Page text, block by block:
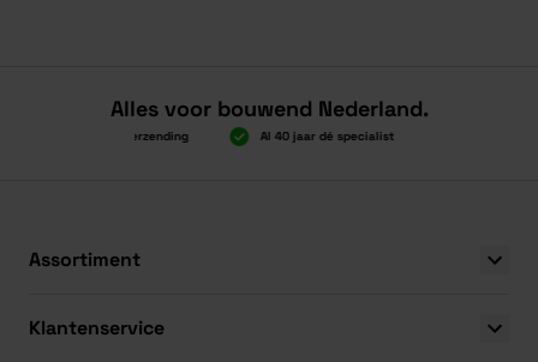
Alles voor bouwend Nederland.
2.000 gratis verzending Al 40 jaar dé specialist
Assortiment
Klantenservice